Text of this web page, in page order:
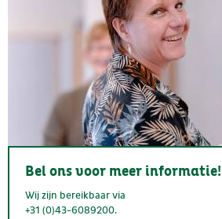
Bel ons voor meer informatie!
Wij zijn bereikbaar via
+31 (0)43-6089200.